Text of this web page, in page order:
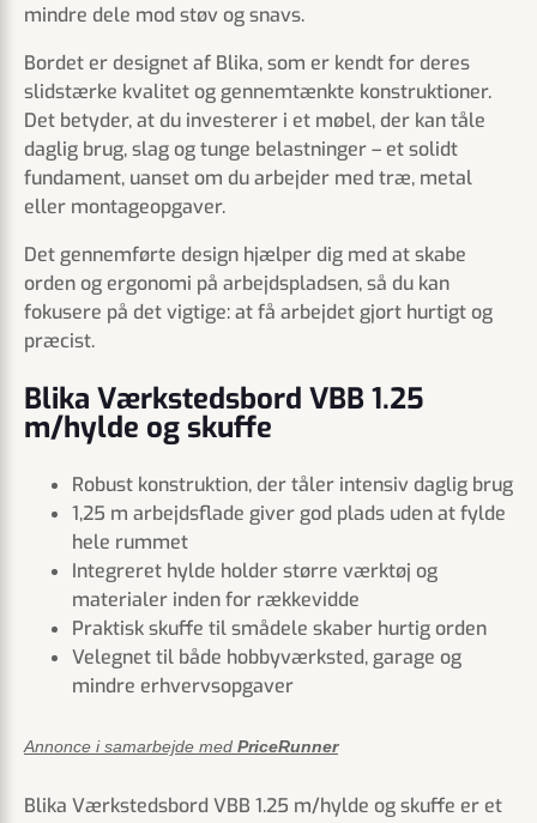
mindre dele mod støv og snavs.
Bordet er designet af Blika, som er kendt for deres
slidstærke kvalitet og gennemtænkte konstruktioner.
Det betyder, at du investerer i et møbel, der kan tåle
daglig brug, slag og tunge belastninger – et solidt
fundament, uanset om du arbejder med træ, metal
eller montageopgaver.
Det gennemførte design hjælper dig med at skabe
orden og ergonomi på arbejdspladsen, så du kan
fokusere på det vigtige: at få arbejdet gjort hurtigt og
præcist.
Blika Værkstedsbord VBB 1.25
m/hylde og skuffe
Robust konstruktion, der tåler intensiv daglig brug
1,25 m arbejdsflade giver god plads uden at fylde
hele rummet
Integreret hylde holder større værktøj og
materialer inden for rækkevidde
Praktisk skuffe til smådele skaber hurtig orden
Velegnet til både hobbyværksted, garage og
mindre erhvervsopgaver
Annonce i samarbejde med PriceRunner
Blika Værkstedsbord VBB 1.25 m/hylde og skuffe er et